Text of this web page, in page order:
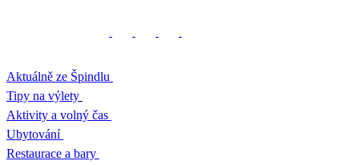
Aktuálně ze Špindlu
Tipy na výlety
Aktivity a volný čas
Ubytování
Restaurace a bary